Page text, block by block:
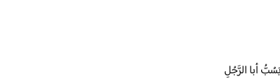
أبا الرَّجُلِ